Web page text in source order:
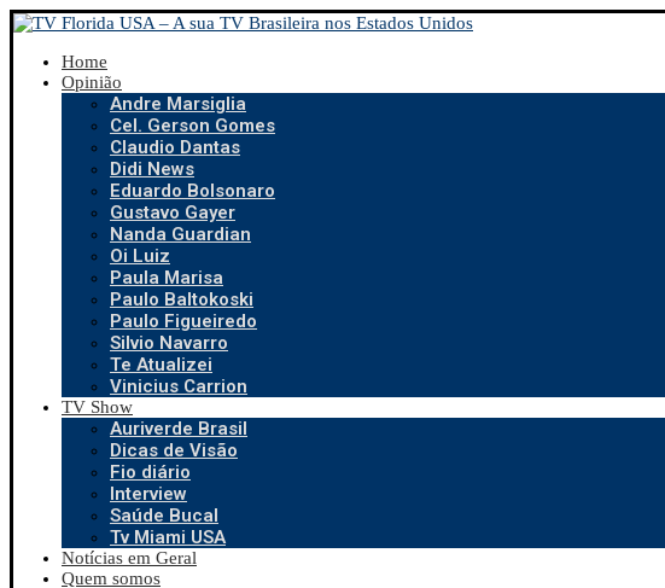
Home
Opinião
Andre Marsiglia
Cel. Gerson Gomes
Claudio Dantas
Didi News
Eduardo Bolsonaro
Gustavo Gayer
Nanda Guardian
Oi Luiz
Paula Marisa
Paulo Baltokoski
Paulo Figueiredo
Silvio Navarro
Te Atualizei
Vinicius Carrion
TV Show
Auriverde Brasil
Dicas de Visão
Fio diário
Interview
Saúde Bucal
Tv Miami USA
Notícias em Geral
Quem somos